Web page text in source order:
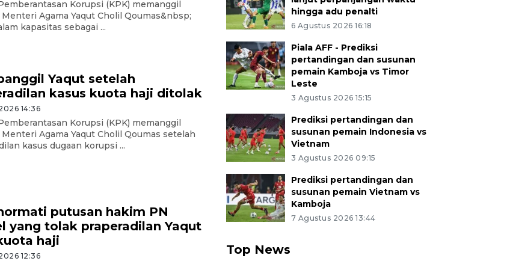
Korupsi (KPK) memanggil
Agama Yaqut Cholil Qoumas&nbsp;
kapasitas sebagai ...
Yaqut setelah
kasus kuota haji ditolak
14:36
Korupsi (KPK) memanggil
Agama Yaqut Cholil Qoumas setelah
kasus dugaan korupsi ...
putusan hakim PN
yang tolak praperadilan Yaqut
haji
12:36
hingga adu penalti
6 Agustus 2026 16:18
Piala AFF - Prediksi
pertandingan dan susunan
pemain Kamboja vs Timor
Leste
3 Agustus 2026 15:15
Prediksi pertandingan dan
susunan pemain Indonesia vs
Vietnam
3 Agustus 2026 09:15
Prediksi pertandingan dan
susunan pemain Vietnam vs
Kamboja
7 Agustus 2026 13:44
Top News